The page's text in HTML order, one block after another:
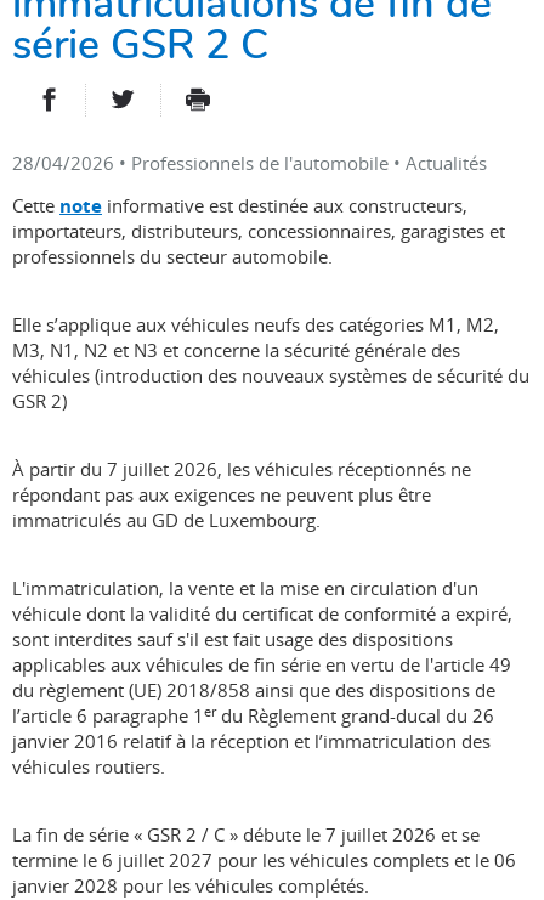
série GSR 2 C
PARTAGER SUR FACEBOOK
PARTAGER SUR TWITTER
IMPRIMER
28/04/2026 • Professionnels de l'automobile • Actualités
Cette note informative est destinée aux constructeurs,
importateurs, distributeurs, concessionnaires, garagistes et
professionnels du secteur automobile.
Elle s’applique aux véhicules neufs des catégories M1, M2,
M3, N1, N2 et N3 et concerne la sécurité générale des
véhicules (introduction des nouveaux systèmes de sécurité du
GSR 2)
À partir du 7 juillet 2026, les véhicules réceptionnés ne
répondant pas aux exigences ne peuvent plus être
immatriculés au GD de Luxembourg.
L'immatriculation, la vente et la mise en circulation d'un
véhicule dont la validité du certificat de conformité a expiré,
sont interdites sauf s'il est fait usage des dispositions
applicables aux véhicules de fin série en vertu de l'article 49
du règlement (UE) 2018/858 ainsi que des dispositions de
l’article 6 paragraphe 1 erdu Règlement grand-ducal du 26
janvier 2016 relatif à la réception et l’immatriculation des
véhicules routiers.
La fin de série « GSR 2 / C » débute le 7 juillet 2026 et se
termine le 6 juillet 2027 pour les véhicules complets et le 06
janvier 2028 pour les véhicules complétés.